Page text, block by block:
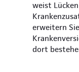
weist
erweitern
dort